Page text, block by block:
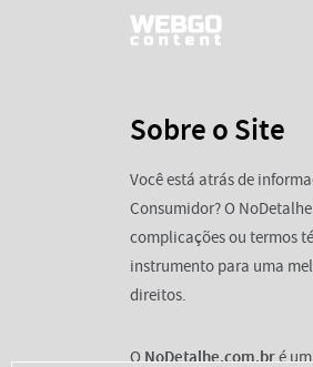
Sobre o Site
Você está atrás de
Consumidor? O
complicações ou termos
instrumento para uma
direitos.
ONoDetalhe.com.bré um